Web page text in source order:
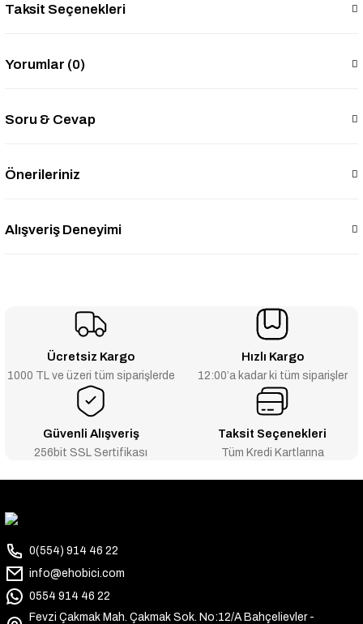
Taksit Seçenekleri
Yorumlar (0)
Soru & Cevap
Önerileriniz
Alışveriş Deneyimi
Ücretsiz Kargo
1000 TL ve üzeri tüm siparişlerde
Hızlı Kargo
12:00’a kadar ki tüm siparişler
Güvenli Alışveriş
256bit SSL Sertifikası
Taksit Seçenekleri
Tüm Kredi Kartlarına
0(554) 914 46 22
info@ehobici.com
0554 914 46 22
Fevzi Çakmak Mah. Çakmak Sok. No:12/A Bahçelievler -